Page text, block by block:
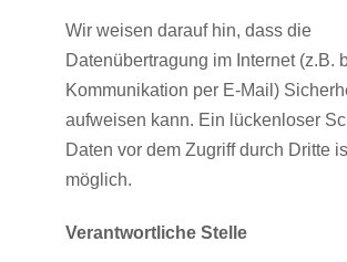
Wir weisen darauf hin, dass die
Datenübertragung im Internet (z.B.
Kommunikation per E-Mail)
aufweisen kann. Ein lückenloser
Daten vor dem Zugriff durch Dritte
möglich.
Verantwortliche Stelle